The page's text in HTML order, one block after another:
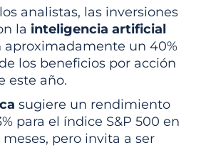
analistas, las inversiones
la inteligencia artificial
un 40%
los beneficios por acción
este año.
sugiere un rendimiento
para el índice S&P 500 en
meses, pero invita a ser